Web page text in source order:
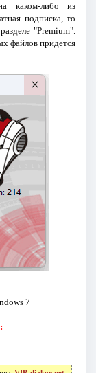
каком-либо из
подписка, то
"Premium".
файлов придется
7